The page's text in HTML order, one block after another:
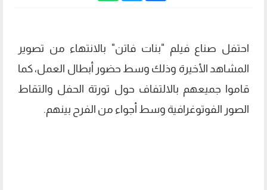
احتفل صناع فيلم "بنات فاتن" بالانتهاء من تصوير
المشاهد الأخيرة وذلك وسط حضور أبطال العمل، كما
قاموا جميعهم بالالتفاف حول تورتة الحفل والتقاط
الصور الفوتوغرافية وسط أجواء من الفرح بينهم.